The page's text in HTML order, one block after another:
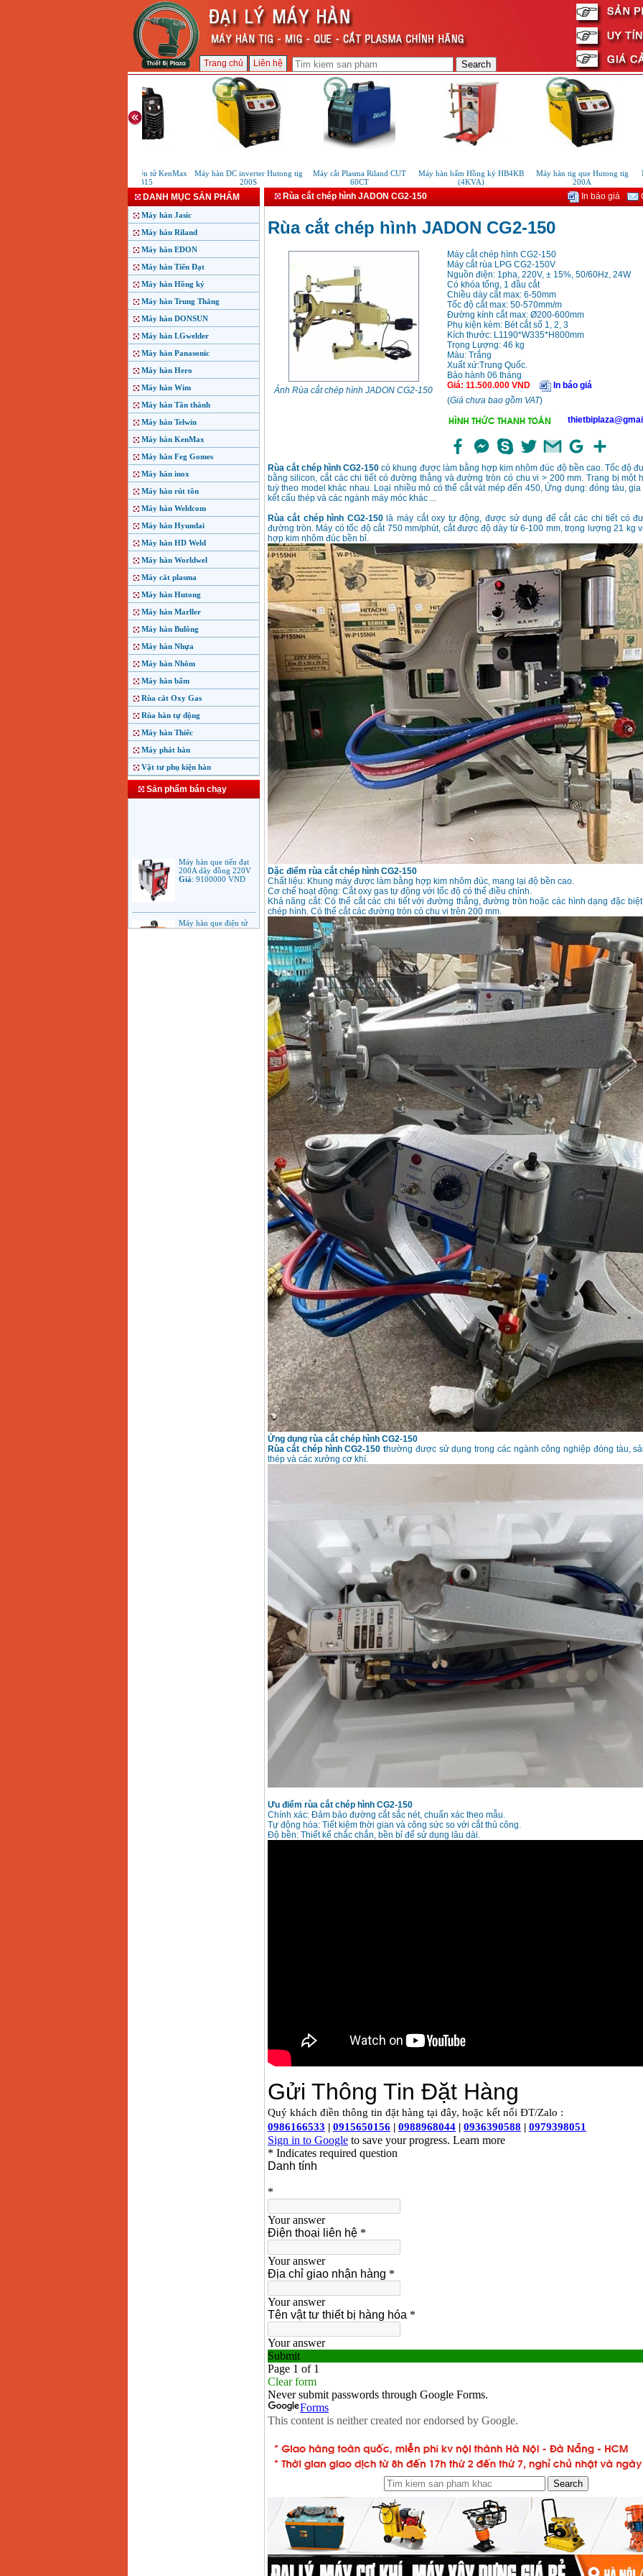
Trang chủ Liên hệ
Máy hàn que điện tử KenMax
ARC 315
Máy hàn DC inverter Hutong tig
200S
Máy cắt Plasma Riland CUT
60CT
Máy hàn bấm Hồng ký HB4KB
(4KVA)
Máy hàn tig que Hutong tig
200A
DANH MỤC SẢN PHẨM
Máy hàn Jasic
Máy hàn Riland
Máy hàn EDON
Máy hàn Tiến Đạt
Máy hàn Hồng ký
Máy hàn Trung Thắng
Máy hàn DONSUN
Máy hàn LGwelder
Máy hàn Panasonic
Máy hàn Hero
Máy hàn Wim
Máy hàn Tân thành
Máy hàn Telwin
Máy hàn KenMax
Máy hàn Feg Gomes
Máy hàn inox
Máy hàn rút tôn
Máy hàn Weldcom
Máy hàn Hyundai
Máy hàn HD Weld
Máy hàn Worldwel
Máy cắt plasma
Máy hàn Hutong
Máy hàn Marller
Máy hàn Bulông
Máy hàn Nhựa
Máy hàn Nhôm
Máy hàn bấm
Rùa cắt Oxy Gas
Rùa hàn tự động
Máy hàn Thiếc
Máy phát hàn
Vật tư phụ kiện hàn
Sản phẩm bán chạy
200A dây đồng 220V
Giá:9100000VND
Máy hàn que điện tử
Jasic ARC 200 R04
Giá:5100000VND
Rùa cắt chép hình JADON CG2-150 In báo giá
Rùa cắt chép hình JADON CG2-150
Ảnh Rùa cắt chép hình JADON CG2-150
Máy cắt chép hình CG2-150
Máy cắt rùa LPG CG2-150V
Nguồn điện: 1pha, 220V, ± 15%, 50/60Hz, 24W
Có khóa tổng, 1 đầu cắt
Chiều dày cắt max: 6-50mm
Tốc độ cắt max: 50-570mm/m
Đường kính cắt max: Ø200-600mm
Phụ kiện kèm: Bét cắt số 1, 2, 3
Kích thước: L1190*W335*H800mm
Trọng Lượng: 46 kg
Màu: Trắng
Xuất xứ:Trung Quốc.
Bảo hành 06 tháng
Giá: 11.500.000VND
In báo giá
(Giá chưa bao gồm VAT)
Rùa cắt chép hình CG2-150 có khung được làm bằng hợp kim nhôm đúc độ bền cao. Tốc độ
bằng silicon, cắt các chi tiết có đường thẳng và đường tròn có chu vi > 200 mm. Trang bị một
tuỳ theo model khác nhau. Loại nhiều mỏ có thể cắt vát mép đến 450, Ứng dụng: đóng tàu,
kết cấu thép và các ngành máy móc khác ...
Rùa cắt chép hình CG2-150là máy cắt oxy tự động, được sử dụng để cắt các chi tiết có
đường tròn. Máy có tốc độ cắt 750 mm/phút, cắt được độ dày từ 6-100 mm, trọng lượng 21 kg
hợp kim nhôm đúc bền bỉ.
Dặc điểm rùa cắt chép hình CG2-150
Chất liệu: Khung máy được làm bằng hợp kim nhôm đúc, mang lại độ bền cao.
Cơ chế hoạt động: Cắt oxy gas tự động với tốc độ có thể điều chỉnh.
Khả năng cắt: Có thể cắt các chi tiết với đường thẳng, đường tròn hoặc các hình dạng đặc
chép hình. Có thể cắt các đường tròn có chu vi trên 200 mm.
Ứng dụng rùa cắt chép hình CG2-150
Rùa cắt chép hình CG2-150 thường được sử dụng trong các ngành công nghiệp đóng tàu,
thép và các xưởng cơ khí.
Ưu điểm rùa cắt chép hình CG2-150
Chính xác: Đảm bảo đường cắt sắc nét, chuẩn xác theo mẫu.
Tự động hóa: Tiết kiệm thời gian và công sức so với cắt thủ công.
Độ bền: Thiết kế chắc chắn, bền bỉ để sử dụng lâu dài.